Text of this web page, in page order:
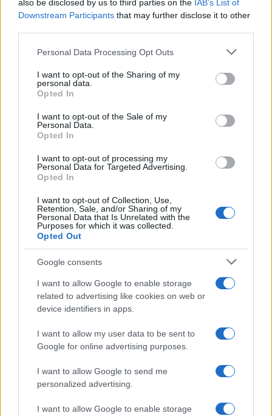
also be disclosed by us to third parties on the IAB’s List of
Downstream Participants that may further disclose it to other
Please note that this website/app uses one or more Google
not limited to your visit or usage behaviour. You may click to
grant or deny consent to Google and its third-party tags to
use your data for below specified purposes in below Google
consent section.
Personal Data Processing Opt Outs
I want to opt-out of the Sharing of my
personal data.
Opted In
I want to opt-out of the Sale of my
Personal Data.
Opted In
I want to opt-out of processing my
Personal Data for Targeted Advertising.
Opted In
I want to opt-out of Collection, Use,
Retention, Sale, and/or Sharing of my
Personal Data that Is Unrelated with the
Purposes for which it was collected.
Opted Out
Google consents
I want to allow Google to enable storage
related to advertising like cookies on web or
device identifiers in apps.
I want to allow my user data to be sent to
Google for online advertising purposes.
I want to allow Google to send me
personalized advertising.
I want to allow Google to enable storage
Continua a leggere
NEWS